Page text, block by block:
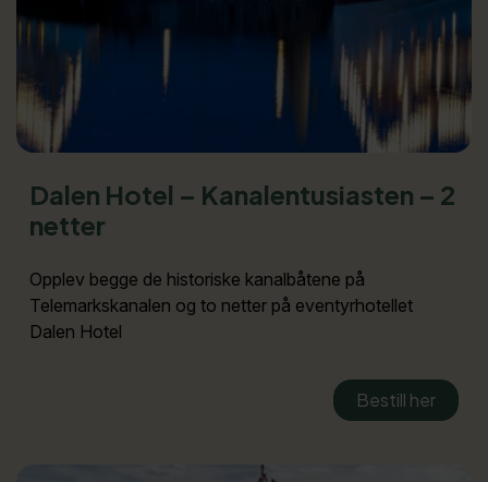
Dalen Hotel – Kanalentusiasten – 2
netter
Opplev begge de historiske kanalbåtene på
Telemarkskanalen og to netter på eventyrhotellet
Dalen Hotel
Bestill her